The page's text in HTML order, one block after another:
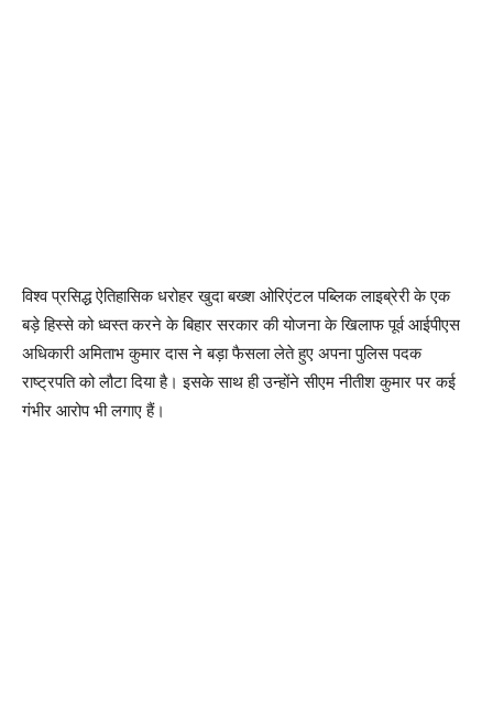
विश्व प्रसिद्ध ऐतिहासिक धरोहर खुदा बख्श ओरिएंटल पब्लिक लाइब्रेरी के एक
बड़े हिस्से को ध्वस्त करने के बिहार सरकार की योजना के खिलाफ पूर्व आईपीएस
अधिकारी अमिताभ कुमार दास ने बड़ा फैसला लेते हुए अपना पुलिस पदक
राष्ट्रपति को लौटा दिया है। इसके साथ ही उन्होंने सीएम नीतीश कुमार पर कई
गंभीर आरोप भी लगाए हैं।